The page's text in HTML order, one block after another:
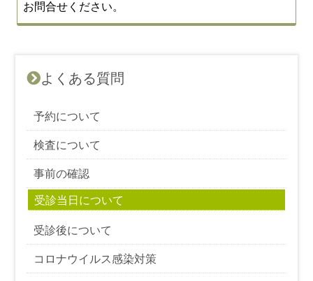
お問合せください。
よくある質問
予約について
検査について
事前の確認
受診当日について
受診後について
コロナウイルス感染対策